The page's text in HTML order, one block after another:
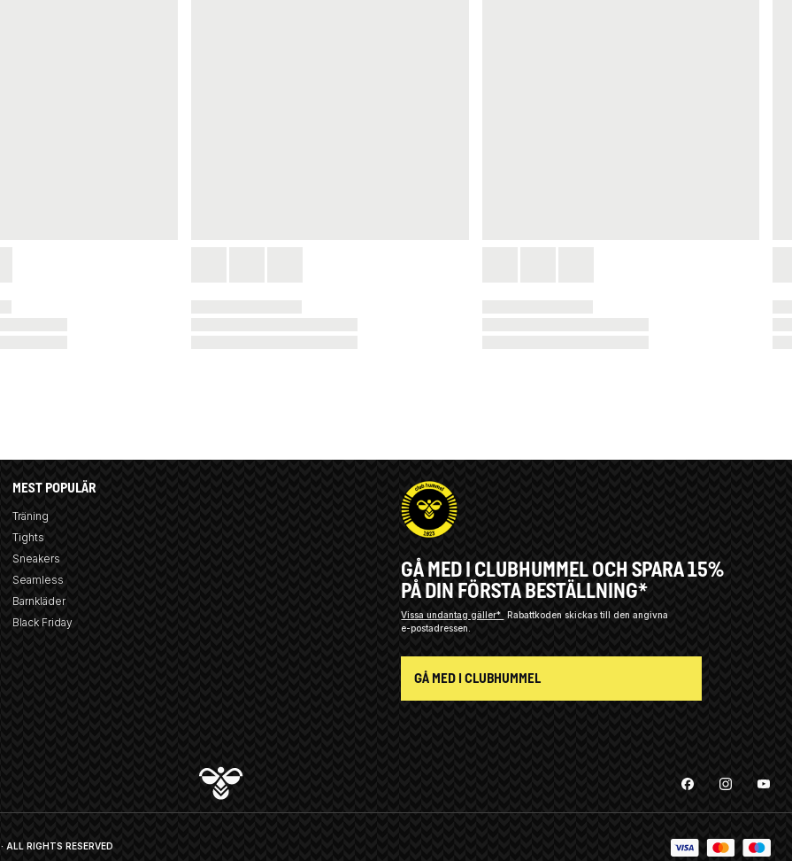
MEST POPULÄR
Träning
Tights
Sneakers
Seamless
Barnkläder
Black Friday
GÅ MED I CLUBHUMMEL OCH SPARA 15%
PÅ DIN FÖRSTA BESTÄLLNING*
Vissa undantag gäller* Rabattkoden skickas till den angivna
e-postadressen.
GÅ MED I CLUBHUMMEL
· ALL RIGHTS RESERVED